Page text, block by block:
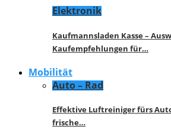
Elektronik
Kaufmannsladen Kasse –
Kaufempfehlungen für…
Mobilität
Auto – Rad
Effektive Luftreiniger fürs
frische…